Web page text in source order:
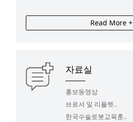
Read More +
자료실
홍보동영상
브로셔 및 리플렛..
한국수술로봇교육훈..